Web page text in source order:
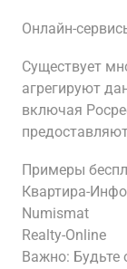
Онлайн-
Существует
агрегируют
включая
Примеры
Квартира-Инфо
Numismat
Realty-Online
Важно: Будьте